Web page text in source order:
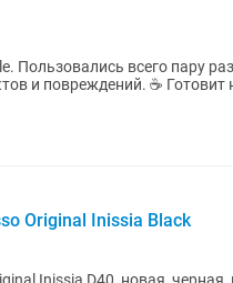
Пользовались всего пару
и повреждений. ☕ Готовит
Original Inissia Black